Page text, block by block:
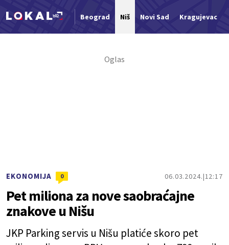
Beograd Niš Novi Sad Kragujevac
EKONOMIJA 0 06.03.2024. 12:17
Pet miliona za nove saobraćajne
znakove u Nišu
JKP Parking servis u Nišu platiće skoro pet